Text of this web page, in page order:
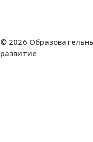
© 2026
развитие